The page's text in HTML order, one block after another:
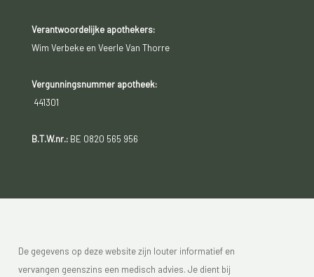
Verantwoordelijke apothekers:
Wim Verbeke en Veerle Van Thorre
Vergunningsnummer apotheek:
441301
B.T.W.nr.:BE 0820 565 956
De gegevens op deze website zijn louter informatief en
vervangen geenszins een medisch advies. Je dient bij